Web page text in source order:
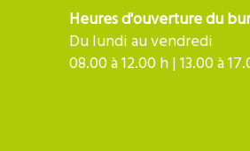
Heures d'ouverture du
Du lundi au vendredi
08.00 à 12.00 h | 13.00 à